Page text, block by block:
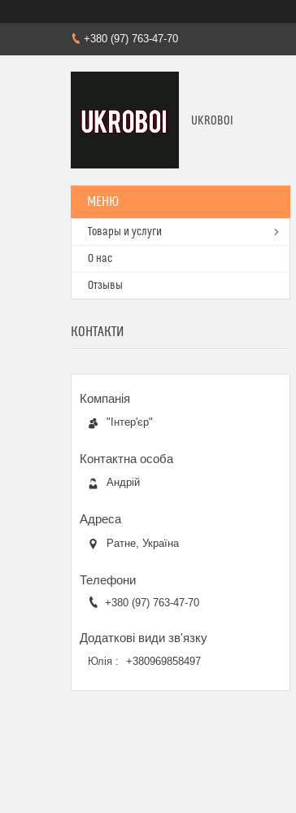
+380 (97) 763-47-70
UKROBOI
Товары и услуги
О нас
Отзывы
КОНТАКТИ
"Інтер'єр"
Андрій
Ратне, Україна
+380 (97) 763-47-70
Юлія +380969858497